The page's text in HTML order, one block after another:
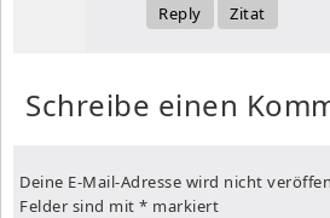
Reply Zitat
Schreibe einen
Deine E-Mail-Adresse wird nicht
Felder sind mit * markiert